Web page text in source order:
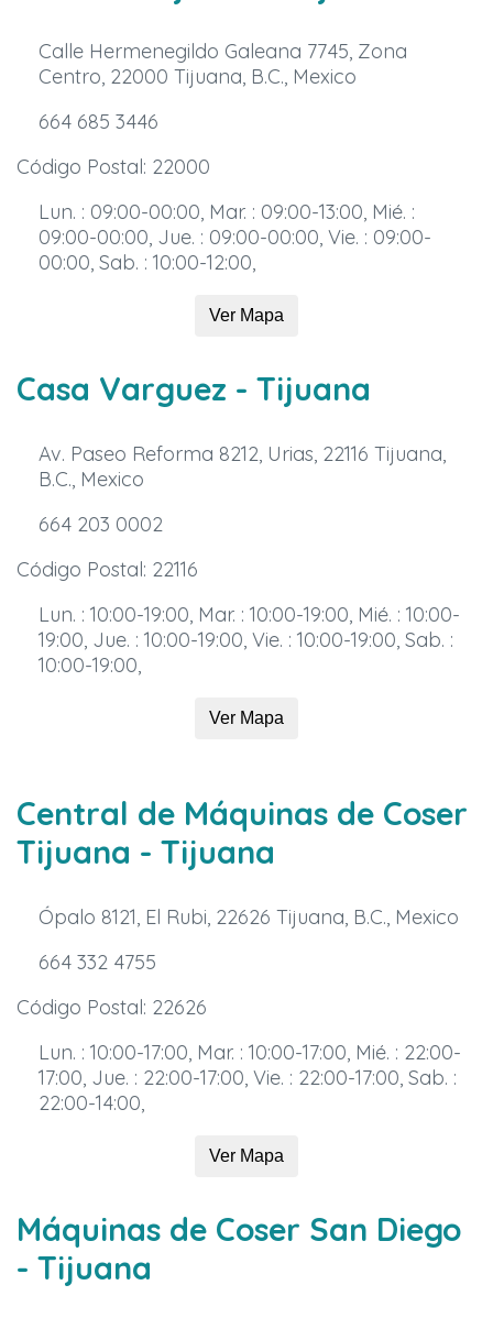
Calle Hermenegildo Galeana 7745, Zona
Centro, 22000 Tijuana, B.C., Mexico
664 685 3446
Código Postal: 22000
Lun. : 09:00-00:00, Mar. : 09:00-13:00, Mié. :
09:00-00:00, Jue. : 09:00-00:00, Vie. : 09:00-
00:00, Sab. : 10:00-12:00,
Ver Mapa
Casa Varguez - Tijuana
Av. Paseo Reforma 8212, Urias, 22116 Tijuana,
B.C., Mexico
664 203 0002
Código Postal: 22116
Lun. : 10:00-19:00, Mar. : 10:00-19:00, Mié. : 10:00-
19:00, Jue. : 10:00-19:00, Vie. : 10:00-19:00, Sab. :
10:00-19:00,
Ver Mapa
Central de Máquinas de Coser
Tijuana - Tijuana
Ópalo 8121, El Rubi, 22626 Tijuana, B.C., Mexico
664 332 4755
Código Postal: 22626
Lun. : 10:00-17:00, Mar. : 10:00-17:00, Mié. : 22:00-
17:00, Jue. : 22:00-17:00, Vie. : 22:00-17:00, Sab. :
22:00-14:00,
Ver Mapa
Máquinas de Coser San Diego
- Tijuana